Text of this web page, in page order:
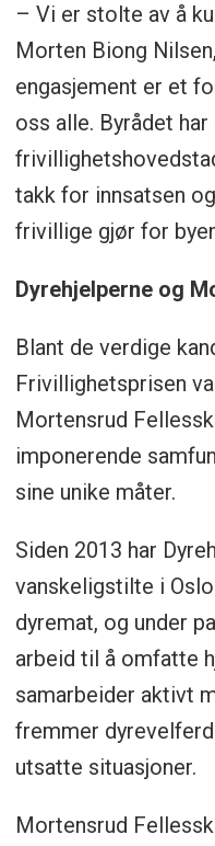
– Vi er stolte av å
Morten Biong
engasjement er et
oss alle. Byrådet
takk for innsatsen
frivillige gjør for
Dyrehjelperne og
Blant de verdige
Frivillighetsprisen
Mortensrud
imponerende
sine unike måter.
Siden 2013 har
vanskeligstilte i
dyremat, og under
arbeid til å omfatte
samarbeider aktivt
fremmer
utsatte situasjoner.
Mortensrud